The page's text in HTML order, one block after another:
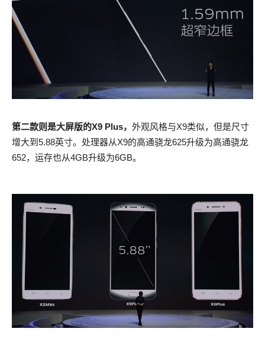
第二款则是大屏版的X9 Plus， 外观风格与X9类似，但是尺寸
增大到5.88英寸。处理器从X9的高通骁龙625升级为高通骁龙
652，运存也从4GB升级为6GB。